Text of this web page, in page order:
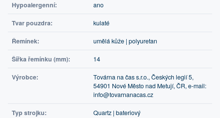
Hypoalergenní: ano
Tvar pouzdra: kulaté
Řemínek: umělá kůže | polyuretan
Šířka řemínku (mm): 14
Výrobce:
Továrna na čas s.r.o., Českých legií 5,
54901 Nové Město nad Metují, ČR, e-mail:
info@tovarnanacas.cz
Typ strojku: Quartz | bateriový